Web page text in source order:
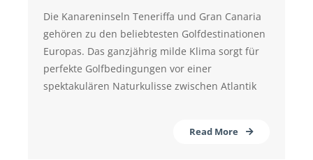
Die Kanareninseln Teneriffa und Gran Canaria
gehören zu den beliebtesten Golfdestinationen
Europas. Das ganzjährig milde Klima sorgt für
perfekte Golfbedingungen vor einer
spektakulären Naturkulisse zwischen Atlantik
Read More